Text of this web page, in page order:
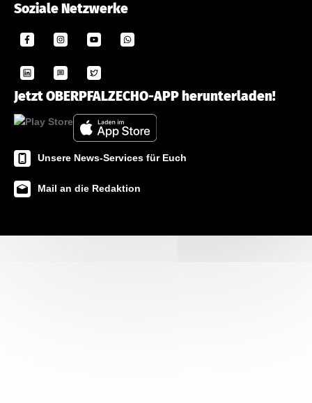
Soziale Netzwerke
Jetzt OBERPFALZECHO-APP herunterladen!
Unsere News-Services für Euch
Mail an die Redaktion